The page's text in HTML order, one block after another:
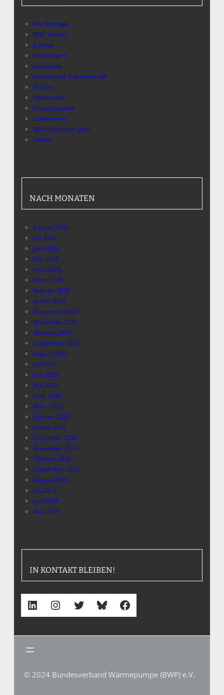
Alle Beiträge
BWP aktuell
Europa
Hörenswert
Interviews
Kommunale Wärmewende
Medien
Netzausbau
Praxisbeispiele
Sehenswert
Wärmepumpen-Jobs
Zahlen
NACH MONATEN
August 2026
Juli 2026
Juni 2026
Mai 2026
April 2026
März 2026
Februar 2026
Januar 2026
Dezember 2025
November 2025
Oktober 2025
September 2025
August 2025
Juli 2025
Juni 2025
Mai 2025
April 2025
März 2025
Februar 2025
Januar 2025
Dezember 2024
November 2024
Oktober 2024
September 2024
August 2024
Juli 2024
Juni 2024
Mai 2024
IN KONTAKT BLEIBEN!
LinkedIn Instagram Twitter Bluesky Facebook
© 2024 Bundesverband Wärmepumpe (BWP) e.V.